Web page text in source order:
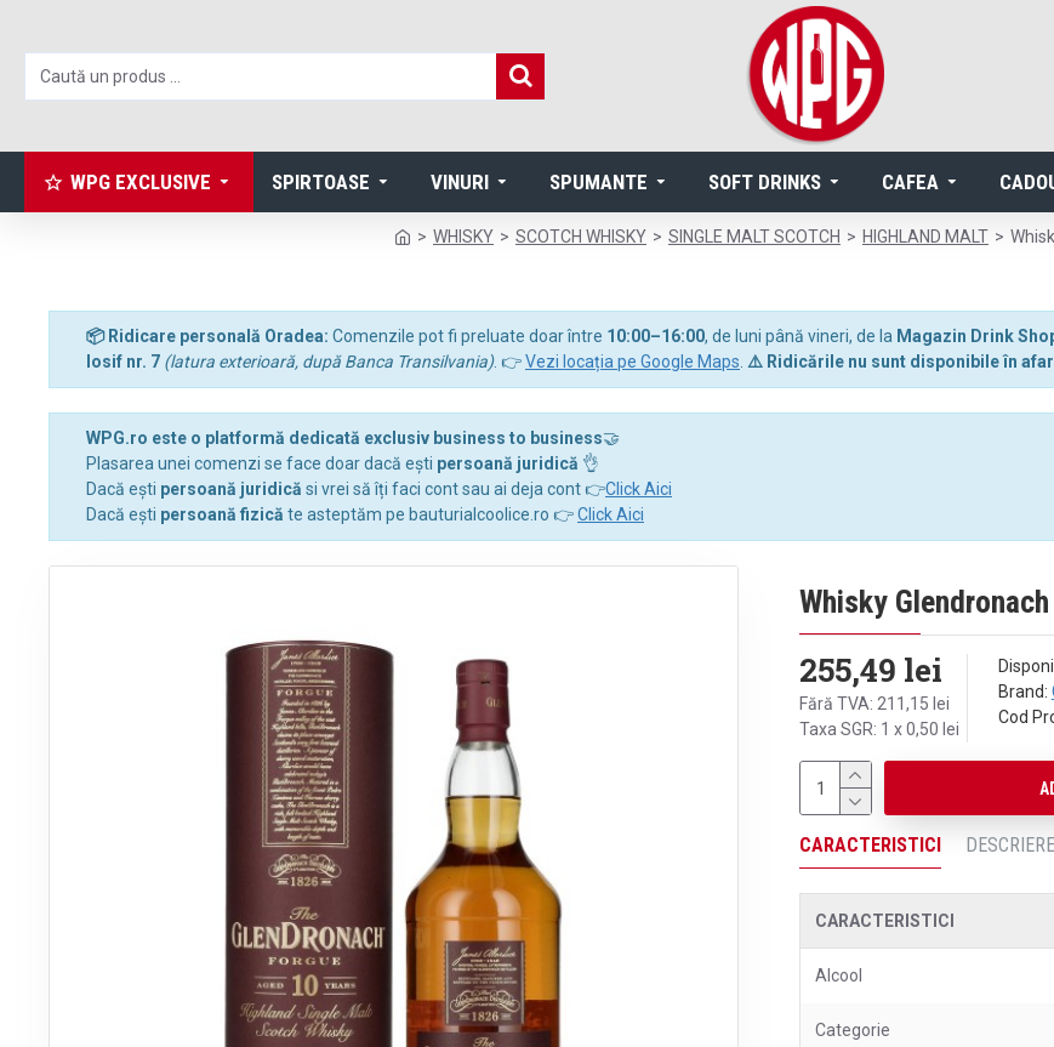
WPG EXCLUSIVE SPIRTOASE VINURI SPUMANTE SOFT DRINKS CAFEA
WHISKY SCOTCH WHISKY SINGLE MALT SCOTCH HIGHLAND MALT
📦 Ridicare personală Oradea: Comenzile pot fi preluate doar între 10:00–16:00, de luni până vineri, de la Magazin Drink
Iosif nr. 7 (latura exterioară, după Banca Transilvania). 👉Vezi locația pe Google Maps ⚠️ Ridicările nu sunt disponibile în
WPG.ro este o platformă dedicată exclusiv business to business🤝
Plasarea unei comenzi se face doar dacă ești persoană juridică 👌
Dacă ești persoană juridică si vrei să îți faci cont sau ai deja cont 👉Click Aici
Dacă ești persoană fizică te asteptăm pe bauturialcoolice.ro 👉Click Aici
Whisky
255,49 lei
Fără TVA: 211,15 lei
Taxa SGR: 1 x 0,50 lei
Brand:
Cod
CARACTERISTICI DESCRIERE
CARACTERISTICI
Alcool
Categorie